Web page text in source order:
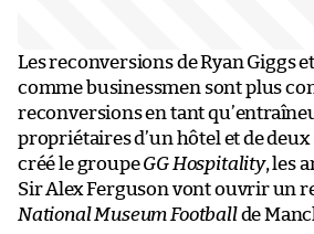
Les reconversions de Ryan Giggs
comme businessmen sont plus
reconversions en tant
propriétaires d’un hôtel et de deux
créé le groupeGG Hospitality, les
Sir Alex Ferguson vont ouvrir un
National Museum Footballde